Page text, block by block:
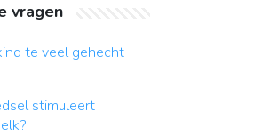
vragen
te veel gehecht
stimuleert